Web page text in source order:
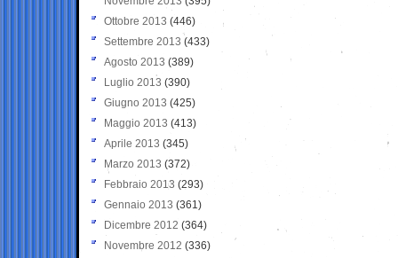
Ottobre 2013 (446)
Settembre 2013 (433)
Agosto 2013 (389)
Luglio 2013 (390)
Giugno 2013 (425)
Maggio 2013 (413)
Aprile 2013 (345)
Marzo 2013 (372)
Febbraio 2013 (293)
Gennaio 2013 (361)
Dicembre 2012 (364)
Novembre 2012 (336)